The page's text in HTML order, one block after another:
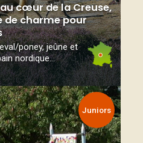
cœur de la Creuse,
de charme pour
poney, jeûne et
nordique...
Juniors